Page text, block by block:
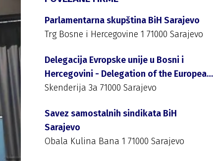
Parlamentarna skupština BiH Sarajevo
Trg Bosne i Hercegovine 1 71000 Sarajevo
Delegacija Evropske unije u Bosni i
Hercegovini - Delegation of the European
Union to Bosnia and Herzegovina
Skenderija 3a 71000 Sarajevo
Savez samostalnih sindikata BiH
Sarajevo
Obala Kulina Bana 1 71000 Sarajevo